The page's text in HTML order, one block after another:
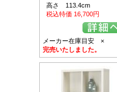
高さ 113.4cm
税込特価 16,700円
メーカー在庫目安 ×
完売いたしました。